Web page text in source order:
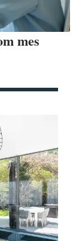
mes